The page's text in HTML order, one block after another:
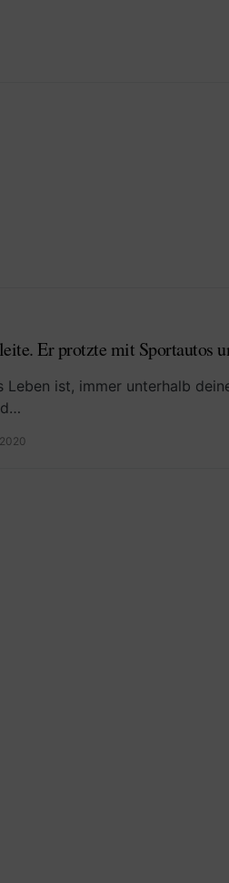
Er protzte mit Sportautos
Leben ist, immer unterhalb